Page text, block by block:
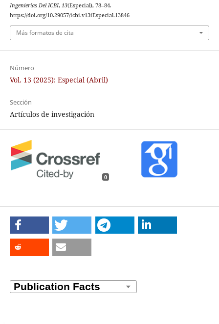
Ingenierías Del ICBI, 13(Especial), 78–84.
https://doi.org/10.29057/icbi.v13iEspecial.13846
Más formatos de cita
Número
Vol. 13 (2025): Especial (Abril)
Sección
Artículos de investigación
0